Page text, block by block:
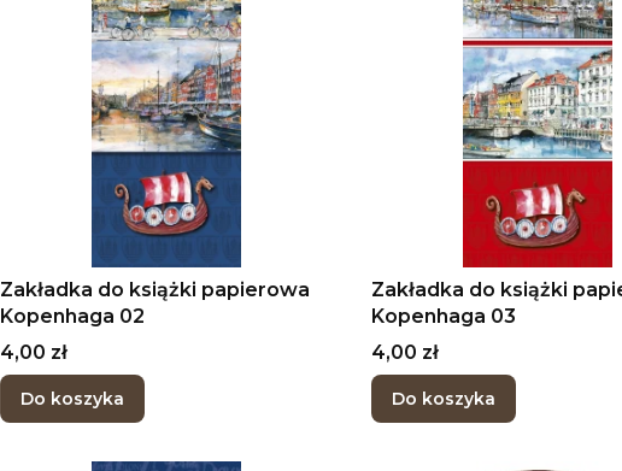
Zakładka do książki papierowa
Kopenhaga 02
Cena
4,00 zł
Do koszyka
Zakładka do książki
Kopenhaga 03
Cena
4,00 zł
Do koszyka